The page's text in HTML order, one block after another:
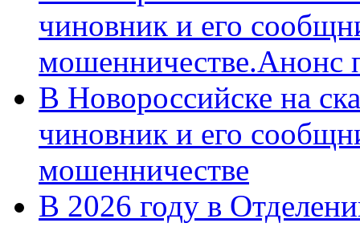
чиновник и его
мошенничестве.Анонс
В Новороссийске на
чиновник и его
мошенничестве
В 2026 году в